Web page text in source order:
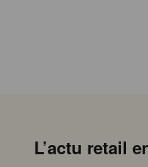
L’actu retail